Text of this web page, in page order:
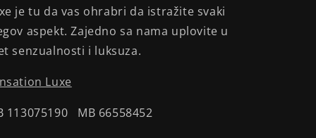
je tu da vas ohrabri da istražite svaki
aspekt. Zajedno sa nama uplovite u
senzualnosti i luksuza.
Luxe
113075190 MB 66558452